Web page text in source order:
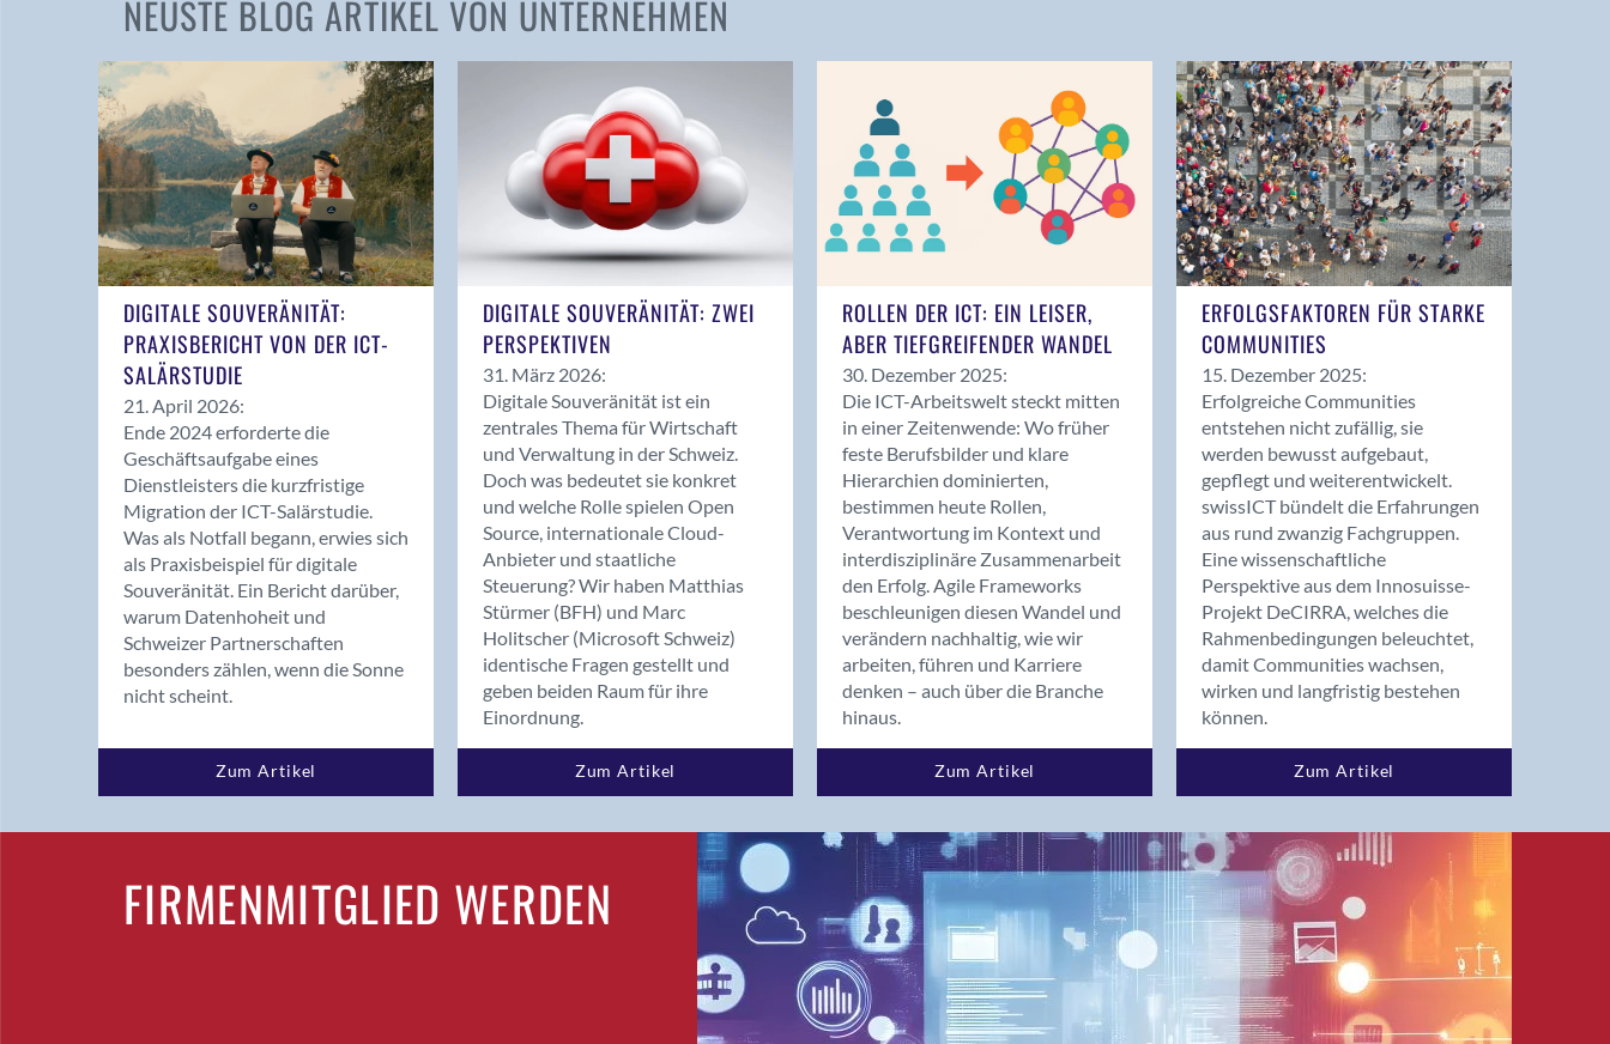
Andelfingen
Balsthal
Balzers
Bassersdorf
Benken (SG)
Bergdietikon
Bern - Liebefeld
Bolligen
Bonaduz
Bonstetten
Bottighofen
Bremgarten bei Bern
Brig-Glis
NEUSTE BLOG ARTIKEL VON UNTERNEHMEN
DIGITALE SOUVERÄNITÄT:
PRAXISBERICHT VON DER ICT-
SALÄRSTUDIE
21. April 2026:
Ende 2024 erforderte die
Geschäftsaufgabe eines
Dienstleisters die kurzfristige
Migration der ICT-Salärstudie.
Was als Notfall begann, erwies sich
als Praxisbeispiel für digitale
Souveränität. Ein Bericht darüber,
warum Datenhoheit und
Schweizer Partnerschaften
besonders zählen, wenn die Sonne
nicht scheint.
Zum Artikel
DIGITALE SOUVERÄNITÄT: ZWEI
PERSPEKTIVEN
31. März 2026:
Digitale Souveränität ist ein
zentrales Thema für Wirtschaft
und Verwaltung in der Schweiz.
Doch was bedeutet sie konkret
und welche Rolle spielen Open
Source, internationale Cloud-
Anbieter und staatliche
Steuerung? Wir haben Matthias
Stürmer (BFH) und Marc
Holitscher (Microsoft Schweiz)
identische Fragen gestellt und
geben beiden Raum für ihre
Einordnung.
Zum Artikel
ROLLEN DER ICT: EIN LEISER,
ABER TIEFGREIFENDER WANDEL
30. Dezember 2025:
Die ICT-Arbeitswelt steckt mitten
in einer Zeitenwende: Wo früher
feste Berufsbilder und klare
Hierarchien dominierten,
bestimmen heute Rollen,
Verantwortung im Kontext und
interdisziplinäre Zusammenarbeit
den Erfolg. Agile Frameworks
beschleunigen diesen Wandel und
verändern nachhaltig, wie wir
arbeiten, führen und Karriere
denken – auch über die Branche
hinaus.
Zum Artikel
ERFOLGSFAKTOREN FÜR STARKE
COMMUNITIES
15. Dezember 2025:
Erfolgreiche Communities
entstehen nicht zufällig, sie
werden bewusst aufgebaut,
gepflegt und weiterentwickelt.
swissICT bündelt die Erfahrungen
aus rund zwanzig Fachgruppen.
Eine wissenschaftliche
Perspektive aus dem Innosuisse-
Projekt DeCIRRA, welches die
Rahmenbedingungen beleuchtet,
damit Communities wachsen,
wirken und langfristig bestehen
können.
Zum Artikel
FIRMENMITGLIED WERDEN